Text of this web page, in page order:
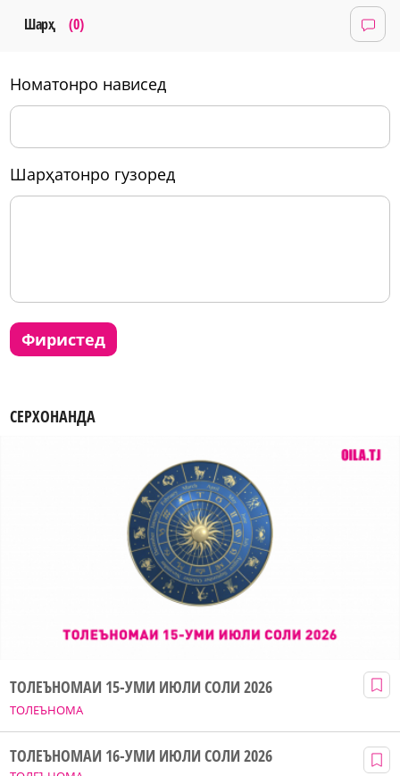
Шарҳ (0)
номатонро нависед
шарҳатонро гузоред
фиристед
СЕРХОНАНДА
ТОЛЕЪНОМА
ТОЛЕЪНОМАИ 15-УМИ ИЮЛИ СОЛИ 2026
ТОЛЕЪНОМАИ 16-УМИ ИЮЛИ СОЛИ 2026